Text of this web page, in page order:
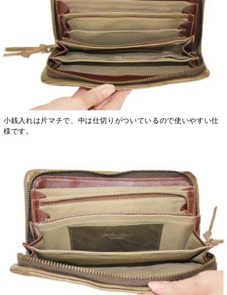
小銭入れは片マチで、中は仕切りがついているので使いやすい仕
様です。